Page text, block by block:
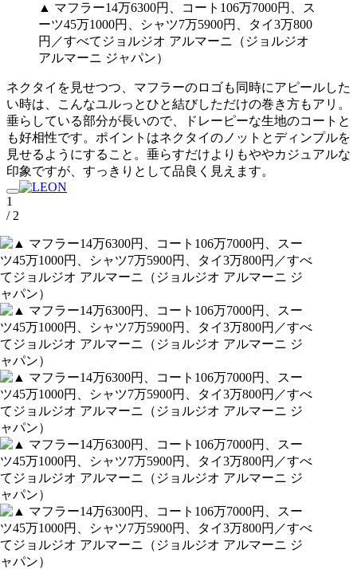
▲ マフラー14万6300円、コート106万7000円、ス
ーツ45万1000円、シャツ7万5900円、タイ3万800
円／すべてジョルジオ アルマーニ（ジョルジオ
アルマーニ ジャパン）
ネクタイを見せつつ、マフラーのロゴも同時にアピールした
い時は、こんなユルっとひと結びしただけの巻き方もアリ。
垂らしている部分が長いので、ドレーピーな生地のコートと
も好相性です。ポイントはネクタイのノットとディンプルを
見せるようにすること。垂らすだけよりもややカジュアルな
印象ですが、すっきりとして品良く見えます。
1
/ 2